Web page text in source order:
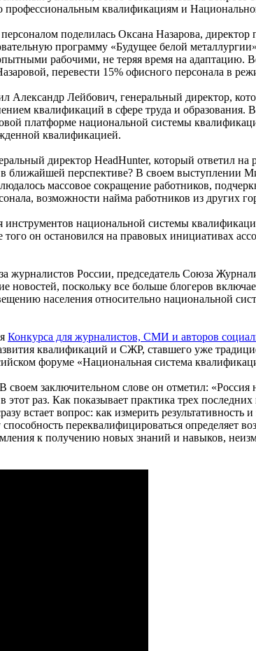
квалификациям и
поделилась Оксана Назарова,
программу «Будущее белой
рабочими, не теряя время на адаптацию.
перевести 15% офисного персонала в
Александр Лейбович, генеральный директор,
квалификаций в сфере труда и
платформе национальной системы
квалификацией.
директор HeadHunter, который ответил
ближайшей перспективе? В своем выступлении
массовое сокращение работников,
возможности найма работников из других
национальной системы
он остановился на правовых инициативах
журналистов России, председатель Союза
поскольку все больше блогеров
населения относительно национальной
Конкурса для журналистов, СМИ и авторов
квалификаций и СЖР, ставшего уже
форуме «Национальная система
заключительном слове он отметил: «Россия
раз. Как показывает практика трех
встает вопрос: как измерить
переквалифицироваться определяет
к получению новых знаний и навыков,